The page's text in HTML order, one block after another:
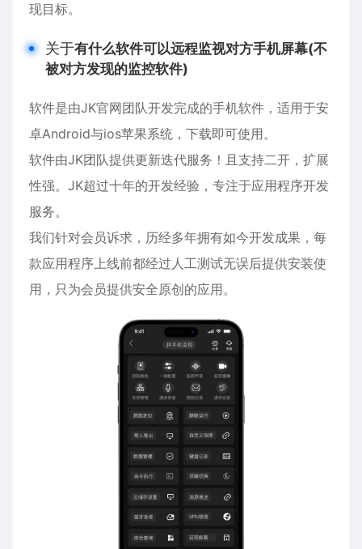
现目标。
关于有什么软件可以远程监视对方手机屏幕(不
被对方发现的监控软件)
软件是由JK官网团队开发完成的手机软件，适用于安
卓Android与ios苹果系统，下载即可使用。
软件由JK团队提供更新迭代服务！且支持二开，扩展
性强。JK超过十年的开发经验，专注于应用程序开发
服务。
我们针对会员诉求，历经多年拥有如今开发成果，每
款应用程序上线前都经过人工测试无误后提供安装使
用，只为会员提供安全原创的应用。